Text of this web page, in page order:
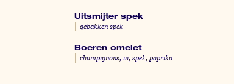
Uitsmijter spek
gebakken spek
Boeren omelet
champignons, ui, spek, paprika